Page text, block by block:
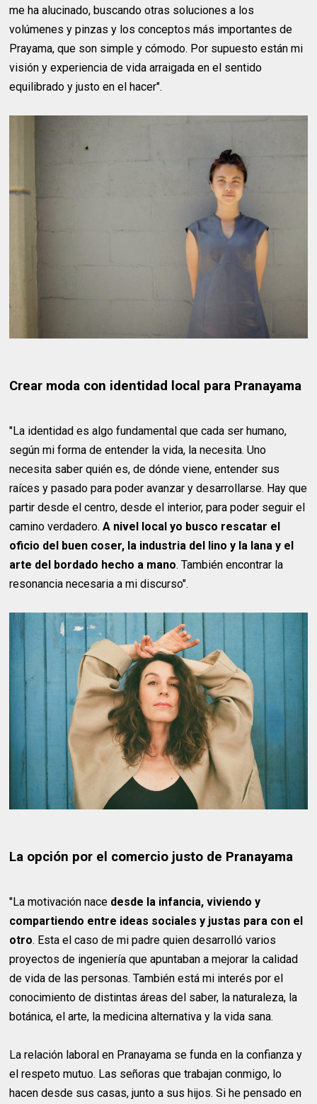
me ha alucinado, buscando otras soluciones a los
volúmenes y pinzas y los conceptos más importantes de
Prayama, que son simple y cómodo. Por supuesto están mi
visión y experiencia de vida arraigada en el sentido
equilibrado y justo en el hacer".
Crear moda con identidad local para Pranayama
"La identidad es algo fundamental que cada ser humano,
según mi forma de entender la vida, la necesita. Uno
necesita saber quién es, de dónde viene, entender sus
raíces y pasado para poder avanzar y desarrollarse. Hay que
partir desde el centro, desde el interior, para poder seguir el
camino verdadero.A nivel local yo busco rescatar el
oficio del buen coser, la industria del lino y la lana y el
arte del bordado hecho a mano. También encontrar la
resonancia necesaria a mi discurso".
La opción por el comercio justo de Pranayama
"La motivación nace desde la infancia, viviendo y
compartiendo entre ideas sociales y justas para con el
otro. Esta el caso de mi padre quien desarrolló varios
proyectos de ingeniería que apuntaban a mejorar la calidad
de vida de las personas. También está mi interés por el
conocimiento de distintas áreas del saber, la naturaleza, la
botánica, el arte, la medicina alternativa y la vida sana.
La relación laboral en Pranayama se funda en la confianza y
el respeto mutuo. Las señoras que trabajan conmigo, lo
hacen desde sus casas, junto a sus hijos. Si he pensado en